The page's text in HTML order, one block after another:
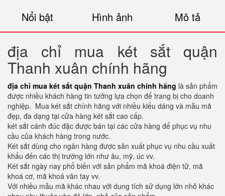
Nổi bật Hình ảnh Mô tả
địa chỉ mua két sắt quận
Thanh xuân chính hãng
địa chỉ mua két sắt quận Thanh xuân chính hãng là sản phẩm
được nhiều khách hàng tin tưởng lựa chọn để trang bị cho doanh
nghiệp. Mua két sắt chính hãng với nhiều kiểu dáng và mẫu mã
đẹp, đa dạng tại cửa hàng két sắt cao cấp.
két sắt cánh đúc đặc được bán tại các cửa hàng để phục vụ nhu
cầu của khách hàng trong nước.
Két sắt dùng cho ngân hàng được sản xuất phục vụ nhu cầu xuất
khẩu đến các thị trường lớn như âu, mỹ, úc vv.
Két sắt ngày nay phổ biến với sản phẩm mã khoá điện tử, mã
khoá cơ, mã khoá vân tay vv.
Với nhiều mẫu mã khác nhau với dung tích sử dụng lớn nhỏ khác